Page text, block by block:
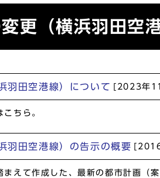
変更（横浜羽田
羽田空港線）について [2023年
ちら。
羽田空港線）の告示の概要
まえて作成した、最新の都市計画（